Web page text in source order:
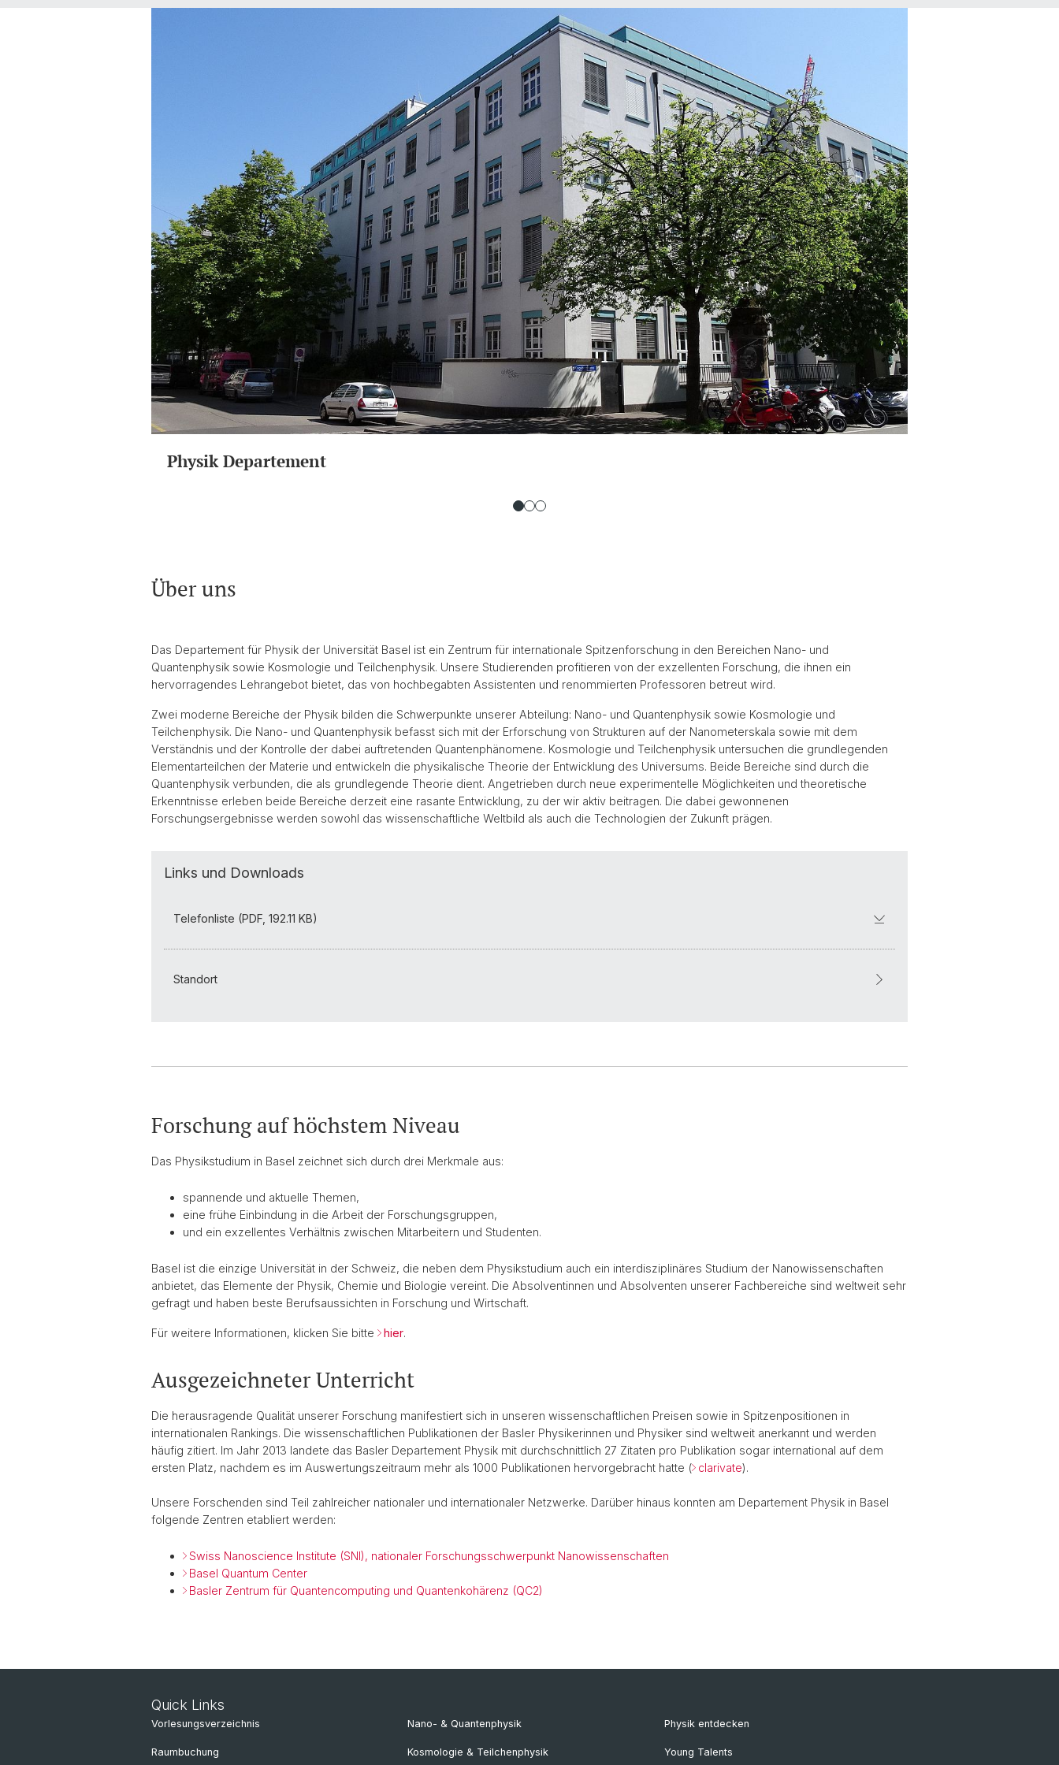
Physik Departement
Über uns
Das Departement für Physik der Universität Basel ist ein Zentrum für internationale Spitzenforschung in den Bereichen Nano- und
Quantenphysik sowie Kosmologie und Teilchenphysik. Unsere Studierenden profitieren von der exzellenten Forschung, die ihnen ein
hervorragendes Lehrangebot bietet, das von hochbegabten Assistenten und renommierten Professoren betreut wird.
Zwei moderne Bereiche der Physik bilden die Schwerpunkte unserer Abteilung: Nano- und Quantenphysik sowie Kosmologie und
Teilchenphysik. Die Nano- und Quantenphysik befasst sich mit der Erforschung von Strukturen auf der Nanometerskala sowie mit dem
Verständnis und der Kontrolle der dabei auftretenden Quantenphänomene. Kosmologie und Teilchenphysik untersuchen die grundlegenden
Elementarteilchen der Materie und entwickeln die physikalische Theorie der Entwicklung des Universums. Beide Bereiche sind durch die
Quantenphysik verbunden, die als grundlegende Theorie dient. Angetrieben durch neue experimentelle Möglichkeiten und theoretische
Erkenntnisse erleben beide Bereiche derzeit eine rasante Entwicklung, zu der wir aktiv beitragen. Die dabei gewonnenen
Forschungsergebnisse werden sowohl das wissenschaftliche Weltbild als auch die Technologien der Zukunft prägen.
Links und Downloads
Telefonliste (PDF, 192.11 KB)
Standort
Forschung auf höchstem Niveau
Das Physikstudium in Basel zeichnet sich durch drei Merkmale aus:
spannende und aktuelle Themen,
eine frühe Einbindung in die Arbeit der Forschungsgruppen,
und ein exzellentes Verhältnis zwischen Mitarbeitern und Studenten.
Basel ist die einzige Universität in der Schweiz, die neben dem Physikstudium auch ein interdisziplinäres Studium der Nanowissenschaften
anbietet, das Elemente der Physik, Chemie und Biologie vereint. Die Absolventinnen und Absolventen unserer Fachbereiche sind weltweit sehr
gefragt und haben beste Berufsaussichten in Forschung und Wirtschaft.
Für weitere Informationen, klicken Sie bitte hier.
Ausgezeichneter Unterricht
Die herausragende Qualität unserer Forschung manifestiert sich in unseren wissenschaftlichen Preisen sowie in Spitzenpositionen in
internationalen Rankings. Die wissenschaftlichen Publikationen der Basler Physikerinnen und Physiker sind weltweit anerkannt und werden
häufig zitiert. Im Jahr 2013 landete das Basler Departement Physik mit durchschnittlich 27 Zitaten pro Publikation sogar international auf dem
ersten Platz, nachdem es im Auswertungszeitraum mehr als 1000 Publikationen hervorgebracht hatte ( clarivate).
Unsere Forschenden sind Teil zahlreicher nationaler und internationaler Netzwerke. Darüber hinaus konnten am Departement Physik in Basel
folgende Zentren etabliert werden:
Swiss Nanoscience Institute (SNI), nationaler Forschungsschwerpunkt Nanowissenschaften
Basel Quantum Center
Basler Zentrum für Quantencomputing und Quantenkohärenz (QC2)
Quick Links
Vorlesungsverzeichnis
Raumbuchung
Nano- & Quantenphysik
Kosmologie & Teilchenphysik
Physik entdecken
Young Talents